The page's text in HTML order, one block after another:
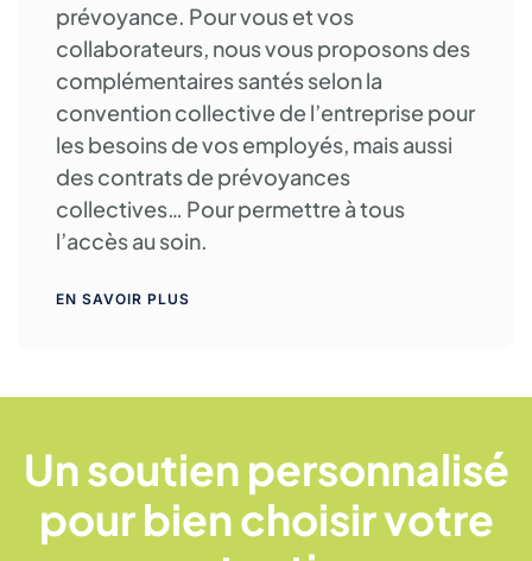
prévoyance. Pour vous et vos
collaborateurs, nous vous proposons des
complémentaires santés selon la
convention collective de l’entreprise pour
les besoins de vos employés, mais aussi
des contrats de prévoyances
collectives… Pour permettre à tous
l’accès au soin.
EN SAVOIR PLUS
Un soutien personnalisé
pour bien choisir votre